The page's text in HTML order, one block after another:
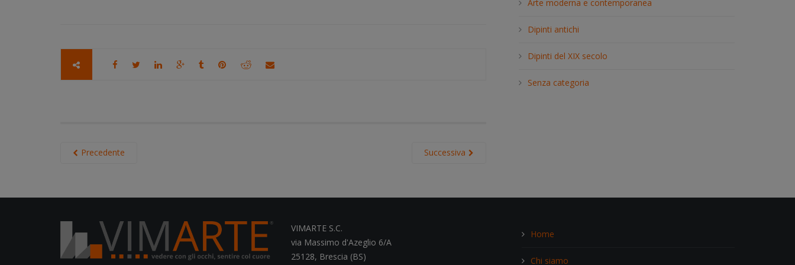
Successiva
Precedente
h
Arte moderna e contemporanea
Dipinti antichi
Dipinti del XIX secolo
Senza categoria
VIMARTE S.C.
via Massimo d'Azeglio 6/A
25128, Brescia (BS)
Home
Chi siamo